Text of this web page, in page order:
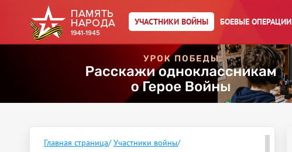
УЧАСТНИКИ ВОЙНЫ БОЕВЫЕ ОПЕРАЦИИ
Главная страница/ Участники войны/